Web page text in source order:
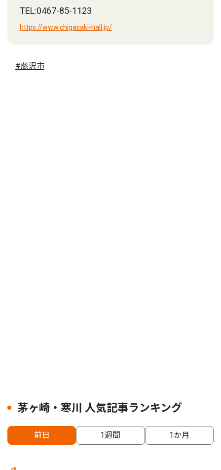
TEL:0467-85-1123
https://www.chigasaki-hall.jp/
#藤沢市
茅ヶ崎・寒川 人気記事ランキング
前日 1週間 1か月